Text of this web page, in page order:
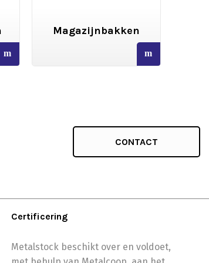
read
Magazijnbakken
read
more
CONTACT
Certificering
Metalstock beschikt over en voldoet,